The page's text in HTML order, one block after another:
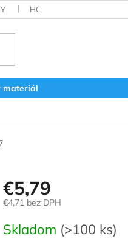
HODNOTENIE OBCHODU
materiál
€5,79
€4,71 bez DPH
cena:
Skladom (>100 ks)